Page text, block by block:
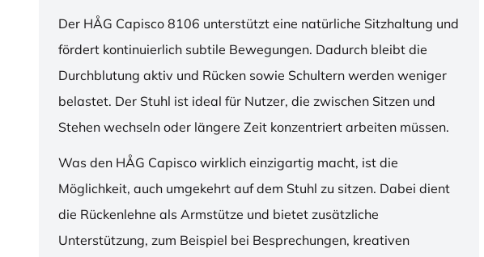
Der HÅG Capisco 8106 unterstützt eine natürliche Sitzhaltung und
fördert kontinuierlich subtile Bewegungen. Dadurch bleibt die
Durchblutung aktiv und Rücken sowie Schultern werden weniger
belastet. Der Stuhl ist ideal für Nutzer, die zwischen Sitzen und
Stehen wechseln oder längere Zeit konzentriert arbeiten müssen.
Was den HÅG Capisco wirklich einzigartig macht, ist die
Möglichkeit, auch umgekehrt auf dem Stuhl zu sitzen. Dabei dient
die Rückenlehne als Armstütze und bietet zusätzliche
Unterstützung, zum Beispiel bei Besprechungen, kreativen